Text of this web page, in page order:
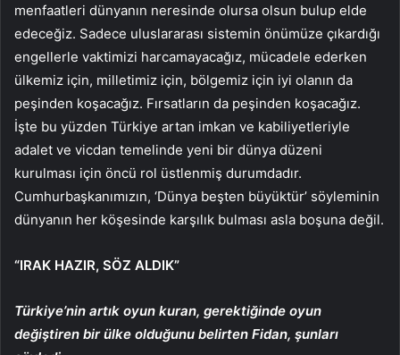
menfaatleri dünyanın neresinde olursa olsun bulup elde
edeceğiz. Sadece uluslararası sistemin önümüze çıkardığı
engellerle vaktimizi harcamayacağız, mücadele ederken
ülkemiz için, milletimiz için, bölgemiz için iyi olanın da
peşinden koşacağız. Fırsatların da peşinden koşacağız.
İşte bu yüzden Türkiye artan imkan ve kabiliyetleriyle
adalet ve vicdan temelinde yeni bir dünya düzeni
kurulması için öncü rol üstlenmiş durumdadır.
Cumhurbaşkanımızın, ‘Dünya beşten büyüktür’ söyleminin
dünyanın her köşesinde karşılık bulması asla boşuna değil.
“IRAK HAZIR, SÖZ ALDIK”
Türkiye’nin artık oyun kuran, gerektiğinde oyun
değiştiren bir ülke olduğunu belirten Fidan, şunları